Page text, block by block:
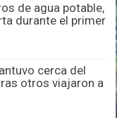
de agua potable,
durante el primer
cerca del
otros viajaron a